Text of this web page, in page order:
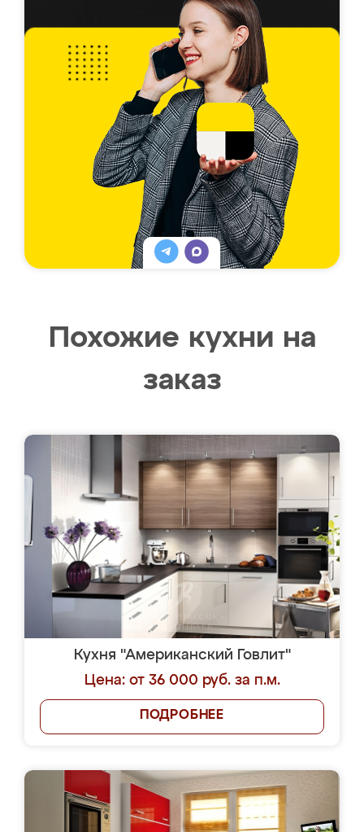
Похожие кухни на
заказ
Кухня "Американский Говлит"
Цена: от 36 000 руб. за п.м.
ПОДРОБНЕЕ